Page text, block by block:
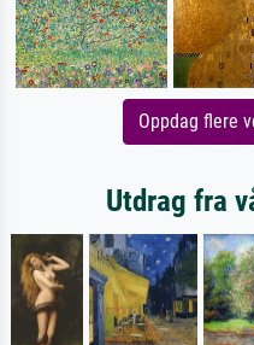
Oppdag flere
Utdrag fra